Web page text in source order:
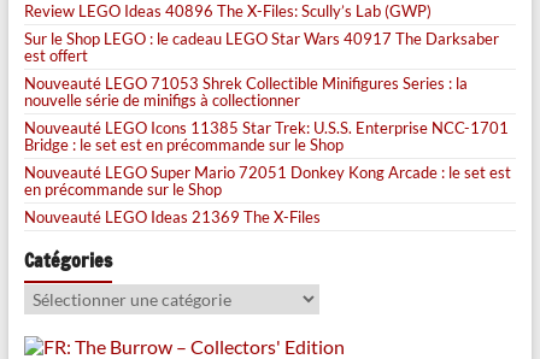
Review LEGO Ideas 40896 The X-Files: Scully’s Lab (GWP)
Sur le Shop LEGO : le cadeau LEGO Star Wars 40917 The Darksaber
est offert
Nouveauté LEGO 71053 Shrek Collectible Minifigures Series : la
nouvelle série de minifigs à collectionner
Nouveauté LEGO Icons 11385 Star Trek: U.S.S. Enterprise NCC-1701
Bridge : le set est en précommande sur le Shop
Nouveauté LEGO Super Mario 72051 Donkey Kong Arcade : le set est
en précommande sur le Shop
Nouveauté LEGO Ideas 21369 The X-Files
Catégories
Catégories